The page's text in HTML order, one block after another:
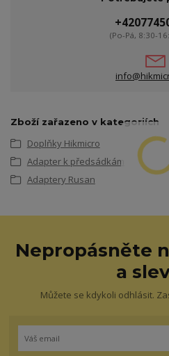
(Po-Pá, 8:30-
Zboží zařazeno v kategoriích
Doplňky Hikmicro
Adapter k předsádkám
Adaptery Rusan
Nepropásněte
a
Můžete se kdykoli odhlásit.